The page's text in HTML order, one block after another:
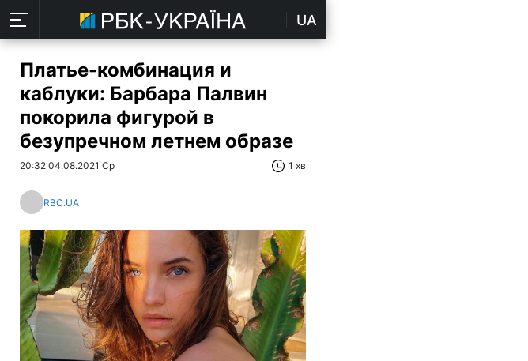
UA
Платье-комбинация и
каблуки: Барбара Палвин
покорила фигурой в
безупречном летнем образе
20:32 04.08.2021 Ср 1 хв
RBC.UA